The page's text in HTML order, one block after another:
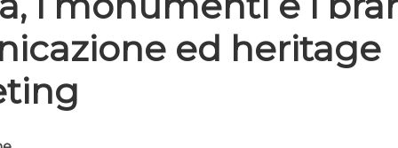
ed heritage